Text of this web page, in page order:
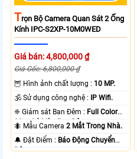
TRọn Bộ Camera Quan Sát 2 Ống
Kính IPC-S2XP-10M0WED
Giá bán: 4,800,000 ₫
Giá Gốc: 6,800,000 ₫
🦉 Hình ảnh chất lượng : 10 MP.
🕉️ Sử dụng công nghệ : IP Wifi.
❈ Giám sát Ban Đêm : Full Color
20m Có Màu Ban Ðêm.
🐜 Mẫu Camera2 Mắt Trong Nhà.
️🔔 Đặt Điểm : Báo Động Chuyển
Động.